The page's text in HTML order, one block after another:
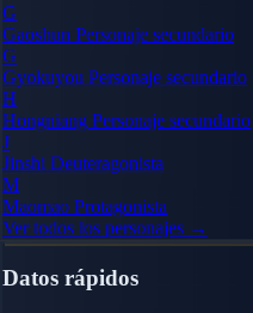
G
Gaoshun Personaje secundario
G
Gyokuyou Personaje secundario
H
Hongniang Personaje secundario
J
Jinshi Deuteragonista
M
Maomao Protagonista
Ver todos los personajes →
Datos rápidos